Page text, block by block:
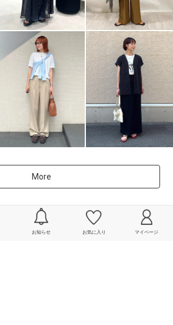
お知らせ お気に入り マイページ
More
powered by